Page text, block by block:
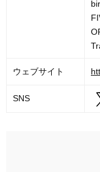
ウェブサイト
SNS